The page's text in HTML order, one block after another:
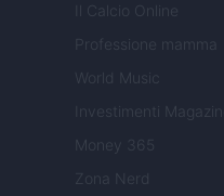
Il Calcio Online
Professione mamma
World Music
Investimenti Magazine
Money 365
Zona Nerd